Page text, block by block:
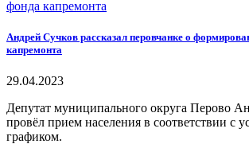
Андрей Сучков рассказал перовчанке о
капремонта
29.04.2023
Депутат муниципального округа Перово
провёл прием населения в соответствии с
графиком.